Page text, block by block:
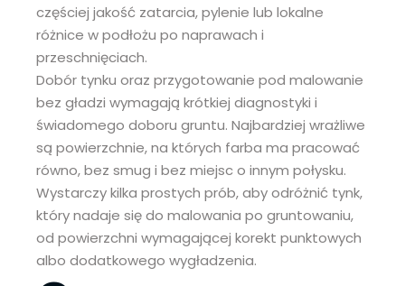
częściej jakość zatarcia, pylenie lub lokalne
różnice w podłożu po naprawach i
przeschnięciach.
Dobór tynku oraz przygotowanie pod malowanie
bez gładzi wymagają krótkiej diagnostyki i
świadomego doboru gruntu. Najbardziej wrażliwe
są powierzchnie, na których farba ma pracować
równo, bez smug i bez miejsc o innym połysku.
Wystarczy kilka prostych prób, aby odróżnić tynk,
który nadaje się do malowania po gruntowaniu,
od powierzchni wymagającej korekt punktowych
albo dodatkowego wygładzenia.